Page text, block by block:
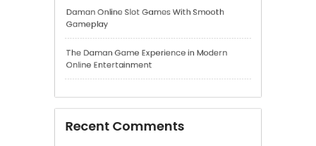
Recent Comments